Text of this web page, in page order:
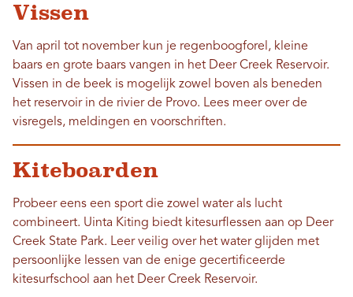
Vissen
Van april tot november kun je regenboogforel, kleine
baars en grote baars vangen in het Deer Creek Reservoir.
Vissen in de beek is mogelijk zowel boven als beneden
het reservoir in de rivier de Provo. Lees meer over de
visregels, meldingen en voorschriften.
Kiteboarden
Probeer eens een sport die zowel water als lucht
combineert. Uinta Kiting biedt kitesurflessen aan op Deer
Creek State Park. Leer veilig over het water glijden met
persoonlijke lessen van de enige gecertificeerde
kitesurfschool aan het Deer Creek Reservoir.